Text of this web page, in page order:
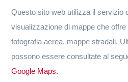
Questo sito web utilizza il servizio
visualizzazione di mappe che
fotografia aerea, mappe stradali.
possono essere consultate al
Google Maps.